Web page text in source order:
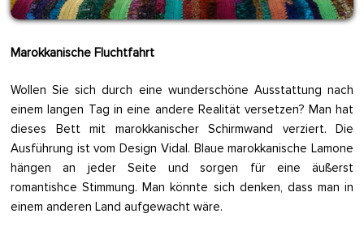
Marokkanische Fluchtfahrt
Wollen Sie sich durch eine wunderschöne Ausstattung nach
einem langen Tag in eine andere Realität versetzen? Man hat
dieses Bett mit marokkanischer Schirmwand verziert. Die
Ausführung ist vom Design Vidal. Blaue marokkanische Lamone
hängen an jeder Seite und sorgen für eine äußerst
romantishce Stimmung. Man könnte sich denken, dass man in
einem anderen Land aufgewacht wäre.